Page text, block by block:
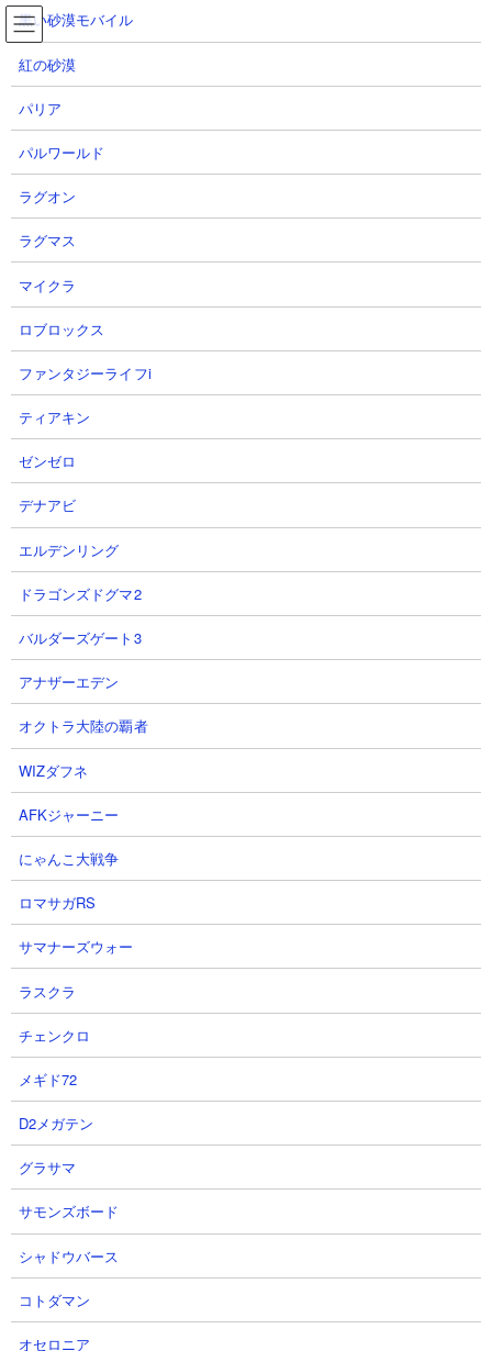
コ
ン
ナ
ビ
ジョジョの奇妙な冒険 オラオラオーバードライブ
TOP オラドラ
ブログとまとめサイトのRSSプログラム変更2026-06-19
ロブロックスのページを追加しました
オラドラのYouTube配信者の最新動画
黒い砂漠モバイル
紅の砂漠
パリア
パルワールド
ラグオン
ラグマス
マイクラ
ロブロックス
ファンタジーライフi
ティアキン
ゼンゼロ
デナアビ
エルデンリング
ドラゴンズドグマ2
バルダーズゲート3
アナザーエデン
オクトラ大陸の覇者
WIZダフネ
AFKジャーニー
にゃんこ大戦争
ロマサガRS
サマナーズウォー
ラスクラ
チェンクロ
メギド72
D2メガテン
グラサマ
サモンズボード
シャドウバース
コトダマン
オセロニア